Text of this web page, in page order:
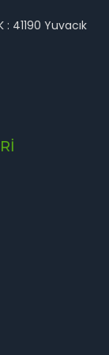
41190 Yuvacık